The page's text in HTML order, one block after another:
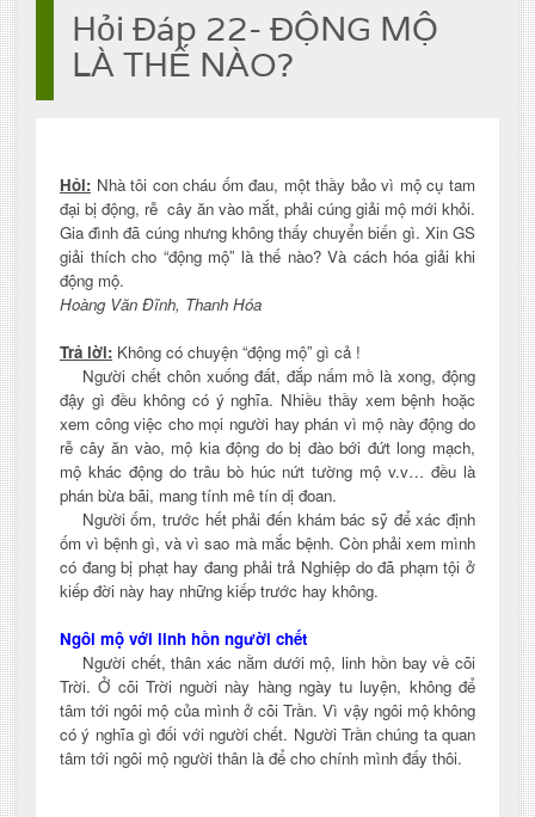
Hỏi Đáp 22- ĐỘNG MỘ
LÀ THẾ NÀO?
Hỏi: Nhà tôi con cháu ốm đau, một thầy bảo vì mộ cụ tam
đại bị động, rễ cây ăn vào mắt, phải cúng giải mộ mới khỏi.
Gia đình đã cúng nhưng không thấy chuyển biến gì. Xin GS
giải thích cho “động mộ” là thế nào? Và cách hóa giải khi
động mộ.
Hoàng Văn Đĩnh, Thanh Hóa
Trả lời: Không có chuyện “động mộ” gì cả !
Người chết chôn xuống đất, đắp nấm mồ là xong, động
đậy gì đều không có ý nghĩa. Nhiều thầy xem bệnh hoặc
xem công việc cho mọi người hay phán vì mộ này động do
rễ cây ăn vào, mộ kia động do bị đào bới đứt long mạch,
mộ khác động do trâu bò húc nứt tường mộ v.v… đều là
phán bừa bãi, mang tính mê tín dị đoan.
Người ốm, trước hết phải đến khám bác sỹ để xác định
ốm vì bệnh gì, và vì sao mà mắc bệnh. Còn phải xem mình
có đang bị phạt hay đang phải trả Nghiệp do đã phạm tội ở
kiếp đời này hay những kiếp trước hay không.
Ngôi mộ với linh hồn người chết
Người chết, thân xác nằm dưới mộ, linh hồn bay về cõi
Trời. Ở cõi Trời nguời này hàng ngày tu luyện, không để
tâm tới ngôi mộ của mình ở cõi Trần. Vì vậy ngôi mộ không
có ý nghĩa gì đối với người chết. Người Trần chúng ta quan
tâm tới ngôi mộ người thân là để cho chính mình đấy thôi.